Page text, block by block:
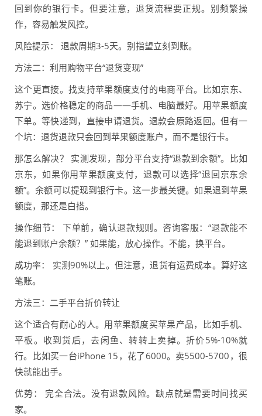
回到你的银行卡。但要注意，退货流程要正规。别频繁操
作，容易触发风控。
风险提示： 退款周期3-5天。别指望立刻到账。
方法二：利用购物平台“退货变现”
这个更直接。找支持苹果额度支付的电商平台。比如京东、
苏宁。选价格稳定的商品——手机、电脑最好。用苹果额度
下单。等快递到，直接申请退货。退款会原路返回。但有一
个坑：退货退款只会回到苹果额度账户，而不是银行卡。
那怎么解决？ 实测发现，部分平台支持“退款到余额”。比如
京东，如果你用苹果额度支付，退款可以选择“退回京东余
额”。余额可以提现到银行卡。这一步最关键。如果退到苹果
额度，那还是白搭。
操作细节： 下单前，确认退款规则。咨询客服：“退款能不
能退到账户余额？” 如果能，放心操作。不能，换平台。
成功率： 实测90%以上。但注意，退货有运费成本。算好这
笔账。
方法三：二手平台折价转让
这个适合有耐心的人。用苹果额度买苹果产品，比如手机、
平板。收到货后，去闲鱼、转转上卖掉。折价5%-10%就
行。比如买一台iPhone 15，花了6000。卖5500-5700，很
快就能出手。
优势： 完全合法。没有退款风险。缺点就是需要时间找买
家。